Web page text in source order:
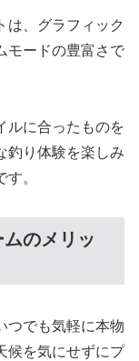
は、グラフィック
モードの豊富さで
ルに合ったものを
釣り体験を楽しみ
。
のメリッ
つでも気軽に本物
候を気にせずにプ